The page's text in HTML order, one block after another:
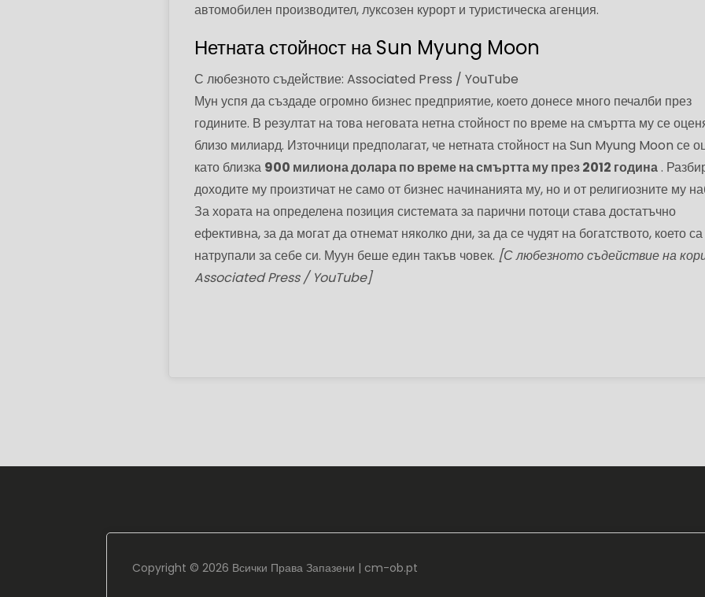
автомобилен производител, луксозен курорт и туристическа агенция.
Нетната стойност на Sun Myung Moon
С любезното съдействие: Associated Press / YouTube
Мун успя да създаде огромно бизнес предприятие, което донесе много печалби през
годините. В резултат на това неговата нетна стойност по време на смъртта му се
близо милиард. Източници предполагат, че нетната стойност на Sun Myung Moon се
като близка 900 милиона долара по време на смъртта му през 2012 година.
доходите му произтичат не само от бизнес начинанията му, но и от религиозните му
За хората на определена позиция системата за парични потоци става достатъчно
ефективна, за да могат да отнемат няколко дни, за да се чудят на богатството, което са
натрупали за себе си. Муун беше един такъв човек. [С любезното съдействие на
Associated Press / YouTube]
Copyright © 2026 Всички Права Запазени | cm-ob.pt